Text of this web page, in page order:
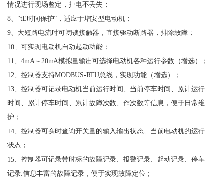
情况进行现场整定，掉电不丢失；
8、“tE时间保护”，适应于增安型电动机；
9、大短路电流时可闭锁接触器，直接驱动断路器，排除故障；
10、可实现电动机自动起动功能；
11、4mA～20mA模拟量输出可选择电动机各种运行参数（增选）；
12、控制器支持MODBUS-RTU总线，实现功能（增选）；
13、控制器可记录电动机当前运行时间、当前停车时间、累计运行
时间、累计停车时间、累计故障次数、作次数等信息，便于日常维
护；
14、控制器可实时查询开关量的输入输出状态、当前电动机的运行
状态；
15、控制器可记录带时标的故障记录、报警记录、起动记录、停车
记录.信息丰富的故障记录，便于实现故障定位；